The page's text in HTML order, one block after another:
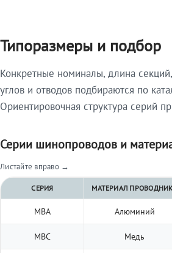
Типоразмеры и подбор
Конкретные номиналы, длина
углов и отводов подбираются по
Ориентировочная структура серий
Серии шинопроводов и
Листайте вправо →
СЕРИЯ МАТЕРИАЛ
МВА Алюминий
МВС Медь